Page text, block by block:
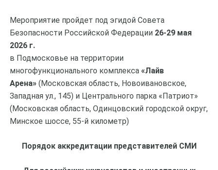
Мероприятие пройдет под эгидой Совета
Безопасности Российской Федерации 26-29 мая
2026 г.
в Подмосковье на территории
многофункционального комплекса «Лайв
Арена» (Московская область, Новоивановское,
Западная ул., 145) и Центрального парка «Патриот»
(Московская область, Одинцовский городской округ,
Минское шоссе, 55-й километр)
Порядок аккредитации представителей СМИ